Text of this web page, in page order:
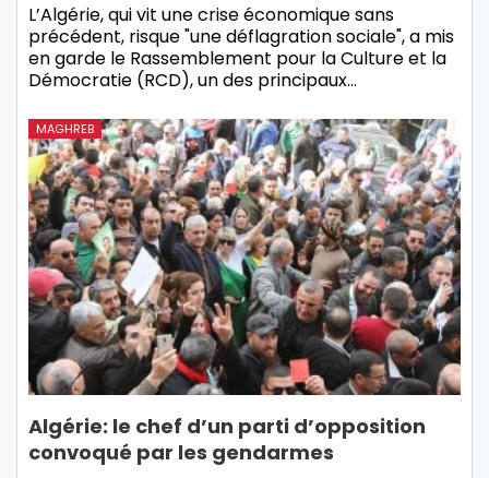
L’Algérie, qui vit une crise économique sans
précédent, risque "une déflagration sociale", a mis
en garde le Rassemblement pour la Culture et la
Démocratie (RCD), un des principaux…
MAGHREB
Algérie: le chef d’un parti d’opposition
convoqué par les gendarmes